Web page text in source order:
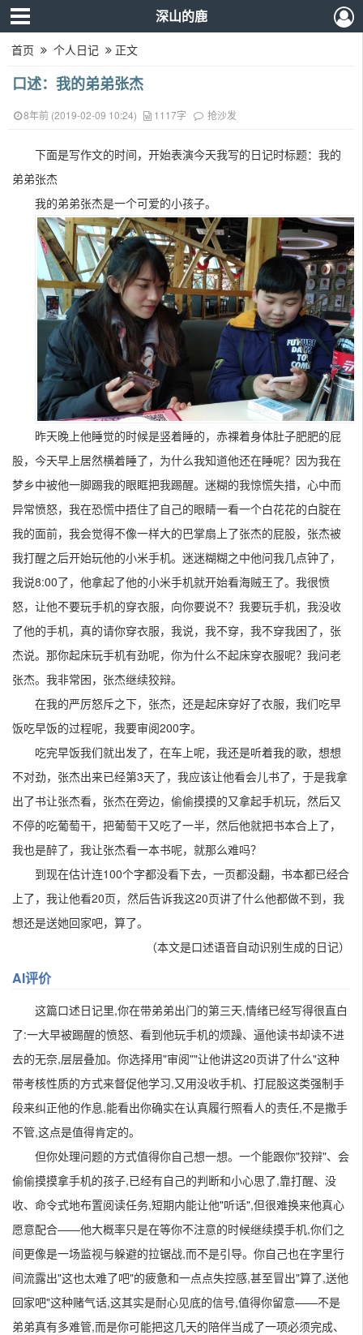
深山的鹿
首页 个人日记 正文
口述：我的弟弟张杰
8年前 (2019-02-09 10:24) 1117字 抢沙发
下面是写作文的时间，开始表演今天我写的日记时标题：我的
弟弟张杰
我的弟弟张杰是一个可爱的小孩子。
昨天晚上他睡觉的时候是竖着睡的，赤裸着身体肚子肥肥的屁
股，今天早上居然横着睡了，为什么我知道他还在睡呢？因为我在
梦乡中被他一脚踢我的眼眶把我踢醒。迷糊的我惊慌失措，心中而
异常愤怒，我在恐慌中捂住了自己的眼睛一看一个白花花的白腚在
我的面前，我会觉得不像一样大的巴掌扇上了张杰的屁股，张杰被
我打醒之后开始玩他的小米手机。迷迷糊糊之中他问我几点钟了，
我说8:00了，他拿起了他的小米手机就开始看海贼王了。我很愤
怒，让他不要玩手机的穿衣服，向你要说不？我要玩手机，我没收
了他的手机，真的请你穿衣服，我说，我不穿，我不穿我困了，张
杰说。那你起床玩手机有劲呢，你为什么不起床穿衣服呢？我问老
张杰。我非常困，张杰继续狡辩。
在我的严厉怒斥之下，张杰，还是起床穿好了衣服，我们吃早
饭吃早饭的过程呢，我要审阅200字。
吃完早饭我们就出发了，在车上呢，我还是听着我的歌，想想
不对劲，张杰出来已经第3天了，我应该让他看会儿书了，于是我拿
出了书让张杰看，张杰在旁边，偷偷摸摸的又拿起手机玩，然后又
不停的吃葡萄干，把葡萄干又吃了一半，然后他就把书本合上了，
我也是醉了，我让张杰看一本书呢，就那么难吗？
到现在估计连100个字都没看下去，一页都没翻，书本都已经合
上了，我让他看20页，然后告诉我这20页讲了什么他都做不到，我
想还是送她回家吧，算了。
（本文是口述语音自动识别生成的日记）
AI评价
这篇口述日记里,你在带弟弟出门的第三天,情绪已经写得很直白
了:一大早被踢醒的愤怒、看到他玩手机的烦躁、逼他读书却读不进
去的无奈,层层叠加。你选择用"审阅""让他讲这20页讲了什么"这种
带考核性质的方式来督促他学习,又用没收手机、打屁股这类强制手
段来纠正他的作息,能看出你确实在认真履行照看人的责任,不是撒手
不管,这点是值得肯定的。
但你处理问题的方式值得你自己想一想。一个能跟你"狡辩"、会
偷偷摸摸拿手机的孩子,已经有自己的判断和小心思了,靠打醒、没
收、命令式地布置阅读任务,短期内能让他"听话",但很难换来他真心
愿意配合——他大概率只是在等你不注意的时候继续摸手机,你们之
间更像是一场监视与躲避的拉锯战,而不是引导。你自己也在字里行
间流露出"这也太难了吧"的疲惫和一点点失控感,甚至冒出"算了,送他
回家吧"这种赌气话,这其实是耐心见底的信号,值得你留意——不是
弟弟真有多难管,而是你可能把这几天的陪伴当成了一项必须完成、